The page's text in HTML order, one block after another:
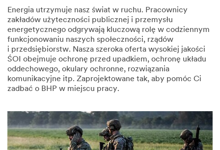
Energia utrzymuje nasz świat w ruchu. Pracownicy
zakładów użyteczności publicznej i przemysłu
energetycznego odgrywają kluczową rolę w codziennym
funkcjonowaniu naszych społeczności, rządów
i przedsiębiorstw. Nasza szeroka oferta wysokiej jakości
ŚOI obejmuje ochronę przed upadkiem, ochronę układu
oddechowego, okulary ochronne, rozwiązania
komunikacyjne itp. Zaprojektowane tak, aby pomóc Ci
zadbać o BHP w miejscu pracy.